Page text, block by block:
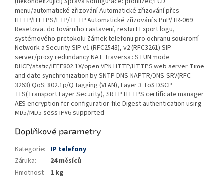
menu/automatické zřizování Automatické zřizování přes
HTTP/HTTPS/FTP/TFTP Automatické zřizování s PnP/TR-069
Resetovat do továrního nastavení, restart Export logu,
systémového protokolu Zámek telefonu pro ochranu soukromí
Network a Security SIP v1 (RFC2543), v2 (RFC3261) SIP
server/proxy redundancy NAT Traversal: STUN mode
DHCP/static/IEEE802.1X/open VPN HTTP/HTTPS web server Time
and date synchronization by SNTP DNS-NAPTR/DNS-SRV(RFC
3263) QoS: 802.1p/Q tagging (VLAN), Layer 3 ToS DSCP
TLS(Transport Layer Security), SRTP HTTPS certificate manager
AES encryption for configuration file Digest authentication using
MD5/MD5-sess IPv6 supported
Doplňkové parametry
Kategorie: IP telefony
Záruka:
24 měsíců
Hmotnost: 1 kg